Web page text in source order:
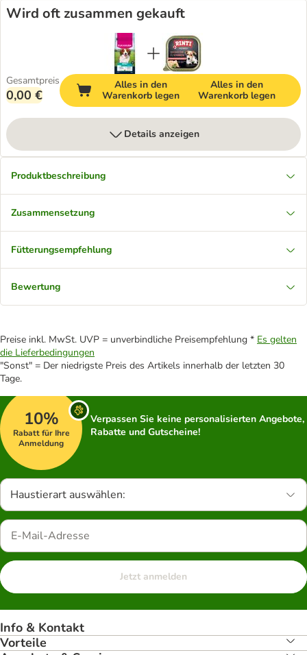
Wird oft zusammen gekauft
Gesamtpreis
0,00 €
Alles in den
Warenkorb legen
Alles in den
Warenkorb legen
Details anzeigen
Produktbeschreibung
Zusammensetzung
Fütterungsempfehlung
Bewertung
Preise inkl. MwSt. UVP = unverbindliche Preisempfehlung * Es gelten
die Lieferbedingungen
"Sonst" = Der niedrigste Preis des Artikels innerhalb der letzten 30
Tage.
10%
Rabatt für Ihre
Anmeldung
Verpassen Sie keine personalisierten Angebote,
Rabatte und Gutscheine!
Haustierart auswählen:
Jetzt anmelden
Info & Kontakt
Vorteile